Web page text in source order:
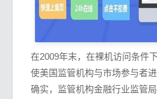
在2009年末，在裸机访问条件
使美国监管机构与市场参与者
确实，监管机构金融行业监管